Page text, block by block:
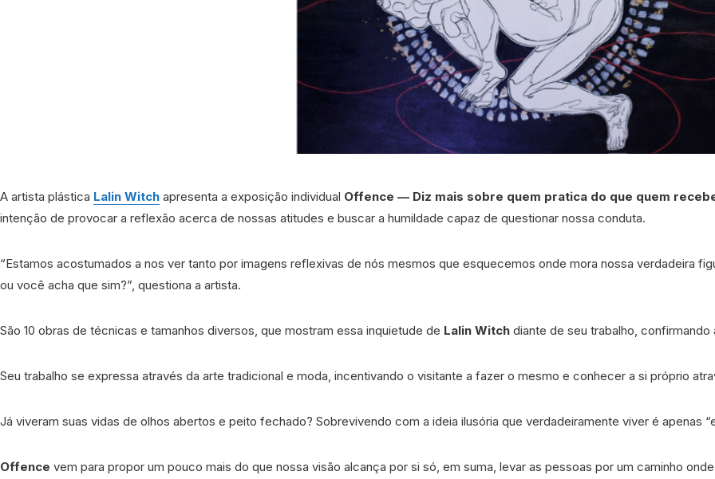
A artista plástica Lalin Witch apresenta a exposição individual Offence — Diz mais sobre quem pratica do que quem
intenção de provocar a reflexão acerca de nossas atitudes e buscar a humildade capaz de questionar nossa conduta.
“Estamos acostumados a nos ver tanto por imagens reflexivas de nós mesmos que esquecemos onde mora nossa verdadeira
ou você acha que sim?”, questiona a artista.
São 10 obras de técnicas e tamanhos diversos, que mostram essa inquietude de Lalin Witch diante de seu trabalho,
Seu trabalho se expressa através da arte tradicional e moda, incentivando o visitante a fazer o mesmo e conhecer a si próprio
Já viveram suas vidas de olhos abertos e peito fechado? Sobrevivendo com a ideia ilusória que verdadeiramente viver é apenas
Offence vem para propor um pouco mais do que nossa visão alcança por si só, em suma, levar as pessoas por um caminho